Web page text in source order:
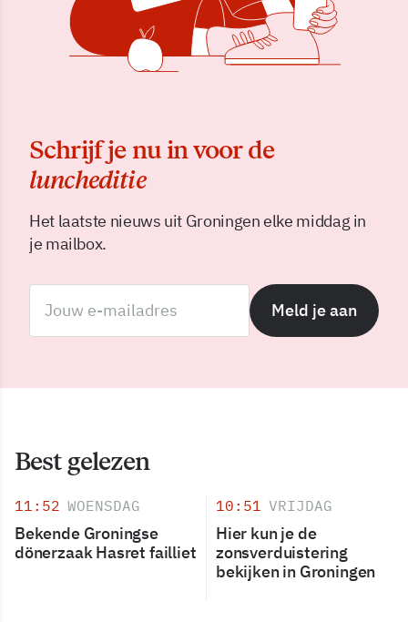
Schrijf je nu in voor de
luncheditie
Het laatste nieuws uit Groningen elke middag in
je mailbox.
Meld je aan
Best gelezen
11:52 WOENSDAG
Bekende Groningse
dönerzaak Hasret failliet
10:51 VRIJDAG
Hier kun je de
zonsverduistering
bekijken in Groningen